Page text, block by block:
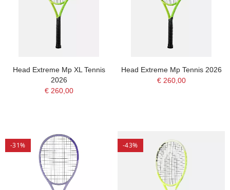
Head Extreme Mp XL Tennis
2026
€ 260,00
Head Extreme Mp Tennis 2026
€ 260,00
-31% -43%